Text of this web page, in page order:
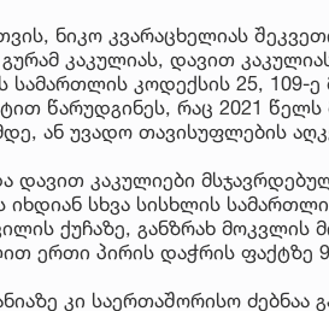
ნიკო კვარაცხელიას
კაკულიას, დავით
სამართლის კოდექსის 25, 109-ე
წარუდგინეს, რაც 2021
ან უვადო თავისუფლების
დავით კაკულიები
იხდიან სხვა სისხლის
ქუჩაზე, განზრახ
ერთი პირის დაჭრის ფაქტზე
კი საერთაშორისო ძებნაა